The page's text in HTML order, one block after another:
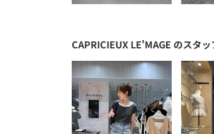
CAPRICIEUX LE'MAGE のスタ